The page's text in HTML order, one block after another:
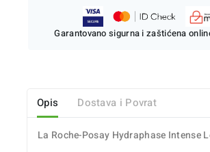
Garantovano sigurna i zaštićena
Opis Dostava i Povrat
La Roche-Posay Hydraphase Intense